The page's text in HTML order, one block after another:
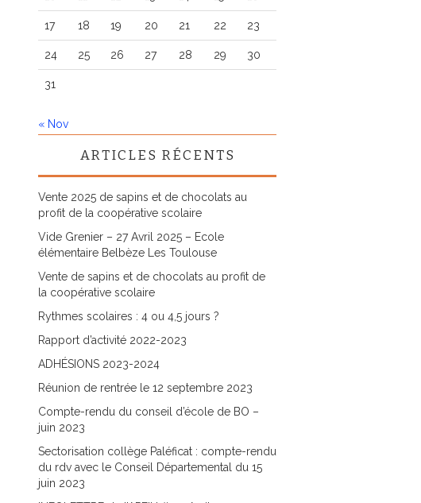
17 18 19 20 21 22 23
24 25 26 27 28 29 30
31
« Nov
ARTICLES RÉCENTS
Vente 2025 de sapins et de chocolats au
profit de la coopérative scolaire
Vide Grenier – 27 Avril 2025 – Ecole
élémentaire Belbèze Les Toulouse
Vente de sapins et de chocolats au profit de
la coopérative scolaire
Rythmes scolaires : 4 ou 4,5 jours ?
Rapport d’activité 2022-2023
ADHÉSIONS 2023-2024
Réunion de rentrée le 12 septembre 2023
Compte-rendu du conseil d’école de BO –
juin 2023
Sectorisation collège Paléficat : compte-rendu
du rdv avec le Conseil Départemental du 15
juin 2023